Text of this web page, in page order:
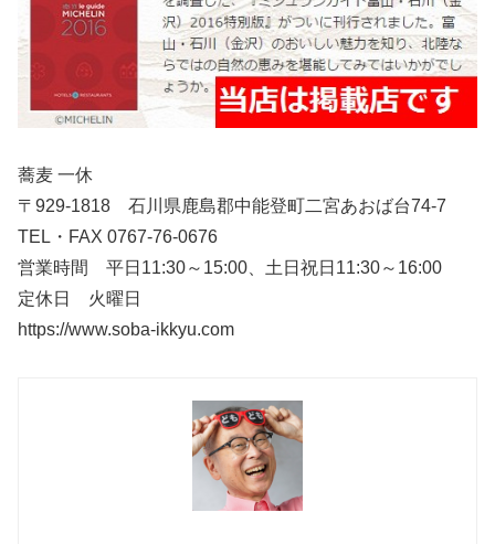
蕎麦 一休
〒929-1818 石川県鹿島郡中能登町二宮あおば台74-7
TEL・FAX 0767-76-0676
営業時間 平日11:30～15:00、土日祝日11:30～16:00
定休日 火曜日
https://www.soba-ikkyu.com